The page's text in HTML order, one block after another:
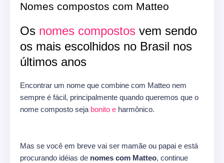
Nomes compostos com Matteo
Os nomes compostos vem sendo
os mais escolhidos no Brasil nos
últimos anos
Encontrar um nome que combine com Matteo nem
sempre é fácil, principalmente quando queremos que o
nome composto seja bonito e harmônico.
Mas se você em breve vai ser mamãe ou papai e está
procurando idéias de nomes com Matteo, continue